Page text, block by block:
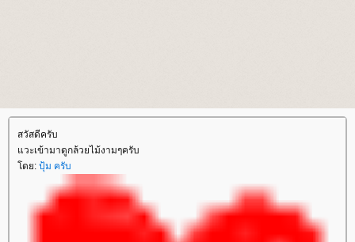
สวัสดีครับ
วะเข้ามาดูกล้วยไม้งามๆครับ
ดย: ปุ้ม ครับ